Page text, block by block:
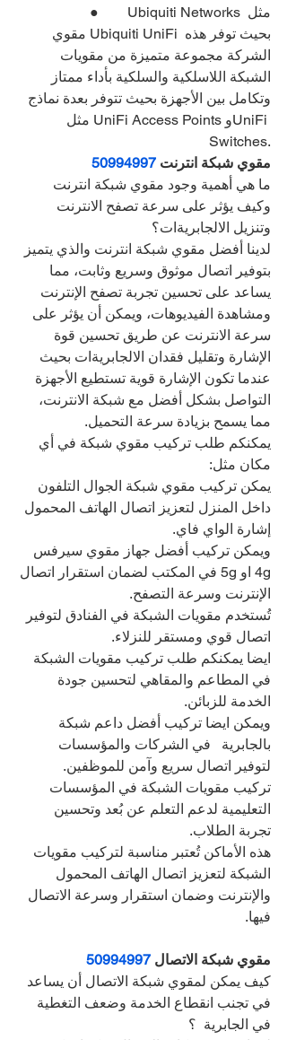
●        Ubiquiti Networks مثل
مقوي Ubiquiti UniFi بحيث توفر هذه
الشركة مجموعة متميزة من مقويات
الشبكة اللاسلكية والسلكية بأداء ممتاز
وتكامل بين الأجهزة بحيث تتوفر بعدة نماذج
مثل UniFi Access Points وUniFi
Switches.
مقوي شبكة انترنت 50994997
ما هي أهمية وجود مقوي شبكة انترنت
وكيف يؤثر على سرعة تصفح الانترنت
وتنزيل الالجابريةات؟
لدينا أفضل مقوي شبكة انترنت والذي يتميز
بتوفير اتصال موثوق وسريع وثابت، مما
يساعد على تحسين تجربة تصفح الإنترنت
ومشاهدة الفيديوهات، ويمكن أن يؤثر على
سرعة الانترنت عن طريق تحسين قوة
الإشارة وتقليل فقدان الالجابريةات بحيث
عندما تكون الإشارة قوية تستطيع الأجهزة
التواصل بشكل أفضل مع شبكة الانترنت،
مما يسمح بزيادة سرعة التحميل.
يمكنكم طلب تركيب مقوي شبكة في أي
مكان مثل:
يمكن تركيب مقوي شبكة الجوال التلفون
داخل المنزل لتعزيز اتصال الهاتف المحمول
إشارة الواي فاي.
ويمكن تركيب أفضل جهاز مقوي سيرفس
4g او 5g في المكتب لضمان استقرار اتصال
الإنترنت وسرعة التصفح.
تُستخدم مقويات الشبكة في الفنادق لتوفير
اتصال قوي ومستقر للنزلاء.
ايضا يمكنكم طلب تركيب مقويات الشبكة
في المطاعم والمقاهي لتحسين جودة
الخدمة للزبائن.
ويمكن ايضا تركيب أفضل داعم شبكة
بالجابرية   في الشركات والمؤسسات
لتوفير اتصال سريع وآمن للموظفين.
تركيب مقويات الشبكة في المؤسسات
التعليمية لدعم التعلم عن بُعد وتحسين
تجربة الطلاب.
هذه الأماكن تُعتبر مناسبة لتركيب مقويات
الشبكة لتعزيز اتصال الهاتف المحمول
والإنترنت وضمان استقرار وسرعة الاتصال
فيها.
مقوي شبكة الاتصال 50994997
كيف يمكن لمقوي شبكة الاتصال أن يساعد
في تجنب انقطاع الخدمة وضعف التغطية
في الجابرية  ؟